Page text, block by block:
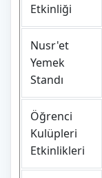
Etkinliği
Nusr'et
Yemek
Standı
Öğrenci
Kulüpleri
Etkinlikleri